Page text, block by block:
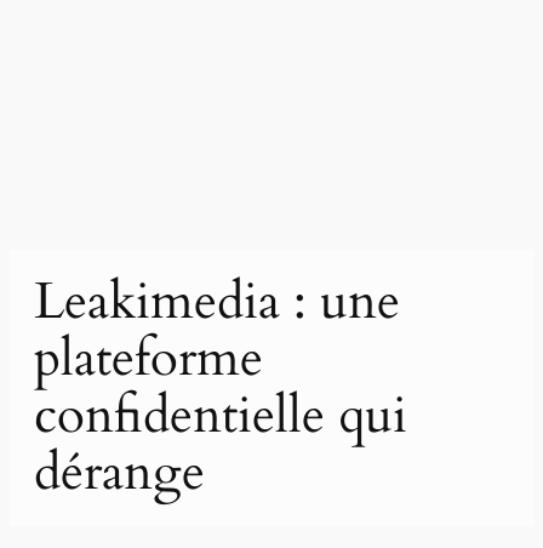
Leakimedia : une
plateforme
confidentielle qui
dérange